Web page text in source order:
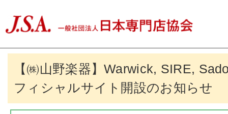
【㈱山野楽器】Warwick, SIRE,
フィシャルサイト開設のお知らせ